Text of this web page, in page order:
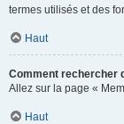
termes utilisés et des
Haut
Comment rechercher
Allez sur la page «
Haut